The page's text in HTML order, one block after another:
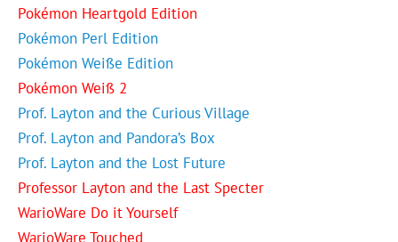
Pokémon Heartgold Edition
Pokémon Perl Edition
Pokémon Weiße Edition
Pokémon Weiß 2
Prof. Layton and the Curious Village
Prof. Layton and Pandora’s Box
Prof. Layton and the Lost Future
Professor Layton and the Last Specter
WarioWare Do it Yourself
WarioWare Touched